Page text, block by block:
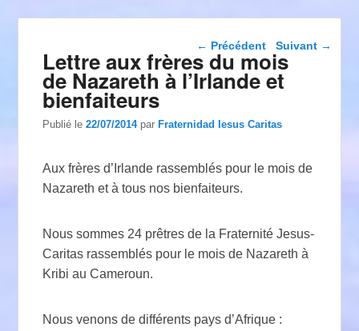
Navigation dans les
← Précédent Suivant →
Lettre aux frères du mois
de Nazareth à l’Irlande et
bienfaiteurs
Publié le22/07/2014 parFraternidad Iesus Caritas
Aux frères d’Irlande rassemblés pour le mois de
Nazareth et à tous nos bienfaiteurs.
Nous sommes 24 prêtres de la Fraternité Jesus-
Caritas rassemblés pour le mois de Nazareth à
Kribi au Cameroun.
Nous venons de différents pays d’Afrique :